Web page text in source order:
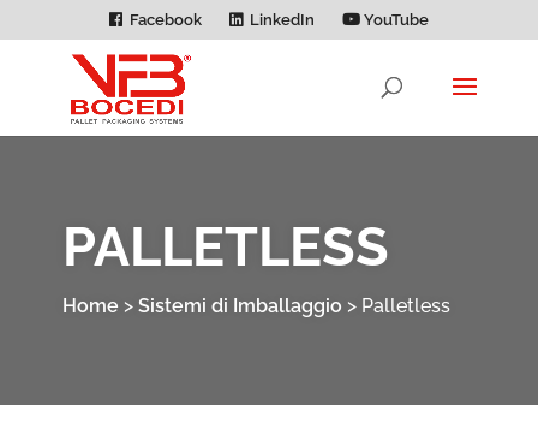
Facebook LinkedIn YouTube
PALLETLESS
Home > Sistemi di Imballaggio > Palletless